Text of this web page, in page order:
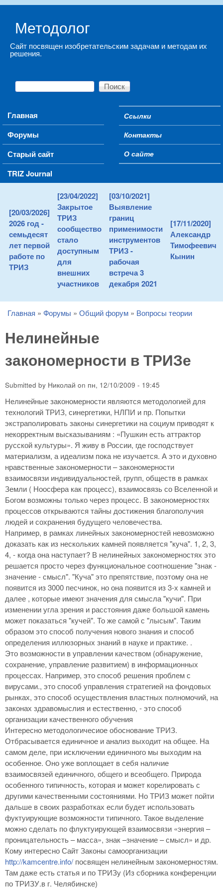
Методолог
Сайт посвящен изобретательским задачам и методам их
решения.
Форма поиска
Поиск
Main menu
Главная
Форумы
Старый сайт
TRIZ Journal
Secondary menu
Ссылки
Контакты
О сайте
[20/03/2026]
2026 год -
семьдесят
лет первой
работе по
ТРИЗ
[23/04/2022]
Закрытое
ТРИЗ
сообщество
стало
доступным
для
внешних
участников
[03/10/2021]
Выявление
границ
применимости
инструментов
ТРИЗ -
рабочая
встреча 3
декабря 2021
[17/11/2020]
Александр
Тимофеевич
Кынин
You are here
Главная » Форумы » Общий форум » Вопросы теории
Нелинейные
закономерности в ТРИЗе
Submitted by Николай on пн, 12/10/2009 - 19:45
Нелинейные закономерности являются методологией для
технологий ТРИЗ, синергетики, НЛПИ и пр. Попытки
экстраполировать законы синергетики на социум приводят к
некорректным высказываниям : «Пушкин есть аттрактор
русской культуры». Я живу в России, где господствует
материализм, а идеализм пока не изучается. А это и духовно
нравственные закономерности – закономерности
взаимосвязи индивидуальностей, групп, обществ в рамках
Земли ( Ноосфера как процесс), взаимосвязь со Вселенной и
Богом возможны только через процесс. В закономерностях
процессов открываются тайны достижения благополучия
людей и сохранения будущего человечества.
Например, в рамках линейных закономерностей невозможно
доказать как из нескольких камней появляется "куча". 1, 2, 3,
4, - когда она наступает? В нелинейных закономерностях это
решается просто через функциональное соотношение "знак -
значение - смысл". "Куча" это препятствие, поэтому она не
появится из 3000 песчинок, но она появится из 3-х камней и
далее , которые имеют значения для смысла "кучи". При
изменении угла зрения и расстояния даже большой камень
может показаться "кучей". То же самой с "лысым". Таким
образом это способ получения нового знания и способ
определения иллюзорных знаний в науке и практике. .
Это возможности в управлении качеством (обнаружение,
сохранение, управление развитием) в информационных
процессах. Например, это способ решения проблем с
вирусами., это способ управления стратегией на фондовых
рынках, это способ осуществления властных полномочий, на
законах здравомыслия и естественно, - это способ
организации качественного обучения
Интересно методологичесиое обоснование ТРИЗ.
Отбрасывается единичное и анализ выходит на общее. На
самом деле, при исключении единичного мы выходим на
особенное. Оно уже воплощает в себя наличие
взаимосвязей единичного, общего и всеобщего. Природа
особенного типичность, которая и может корелировать с
другими качественными состояниями. Но ТРИЗ может пойти
дальше в своих разработках если будет использовать
фуктуирующие возможности типичного. Такое выделение
можно сделать по флуктуирующей взаимосвязи «энергия –
проницательность – масса», знак –значение – смысл» и др.
Кому интересно Сайт Законы самоорганизации
http://kamcentre.info/ посвящен нелинейным закономерностям.
Там даже есть статья и по ТРИЗу (Из сборника конференции
по ТРИЗУ.в г. Челябинске)